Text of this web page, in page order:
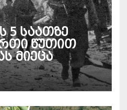
5 საათზე
წუთით
მიეცა